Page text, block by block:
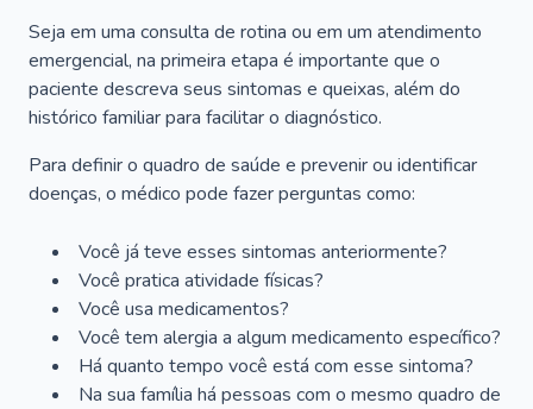
Seja em uma consulta de rotina ou em um atendimento
emergencial, na primeira etapa é importante que o
paciente descreva seus sintomas e queixas, além do
histórico familiar para facilitar o diagnóstico.
Para definir o quadro de saúde e prevenir ou identificar
doenças, o médico pode fazer perguntas como:
Você já teve esses sintomas anteriormente?
Você pratica atividade físicas?
Você usa medicamentos?
Você tem alergia a algum medicamento específico?
Há quanto tempo você está com esse sintoma?
Na sua família há pessoas com o mesmo quadro de